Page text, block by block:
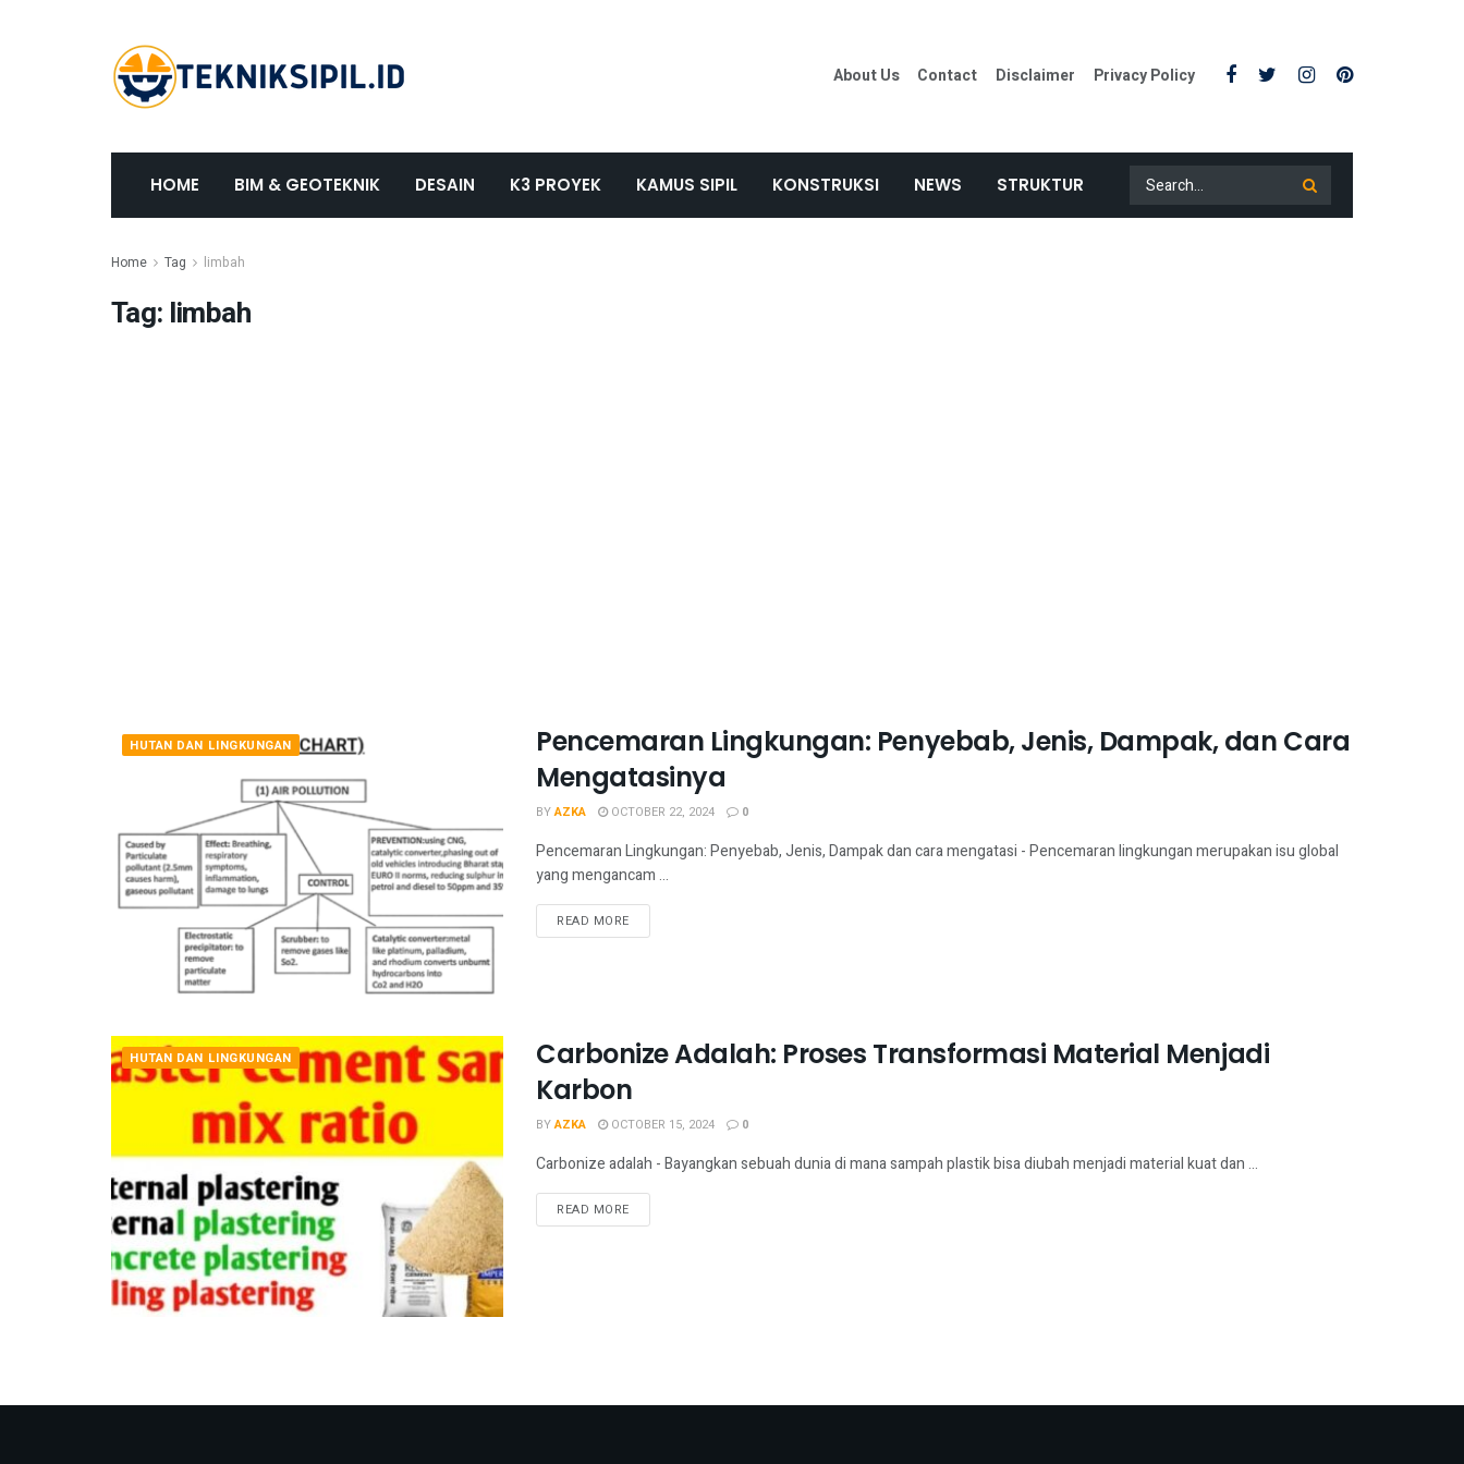
About Us Contact Disclaimer Privacy Policy
HOME BIM & GEOTEKNIK DESAIN K3 PROYEK KAMUS SIPIL KONSTRUKSI NEWS STRUKTUR
Home Tag limbah
Tag: limbah
HUTAN DAN LINGKUNGAN
Pencemaran Lingkungan: Penyebab, Jenis, Dampak, dan Cara
Mengatasinya
BYAZKA OCTOBER 22, 2024 0
Pencemaran Lingkungan: Penyebab, Jenis, Dampak dan cara mengatasi - Pencemaran lingkungan merupakan isu global
yang mengancam ...
READ MORE
HUTAN DAN LINGKUNGAN
Carbonize Adalah: Proses Transformasi Material Menjadi
Karbon
BYAZKA OCTOBER 15, 2024 0
Carbonize adalah - Bayangkan sebuah dunia di mana sampah plastik bisa diubah menjadi material kuat dan ...
READ MORE